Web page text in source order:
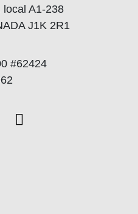
local A1-238
J1K 2R1
#62424